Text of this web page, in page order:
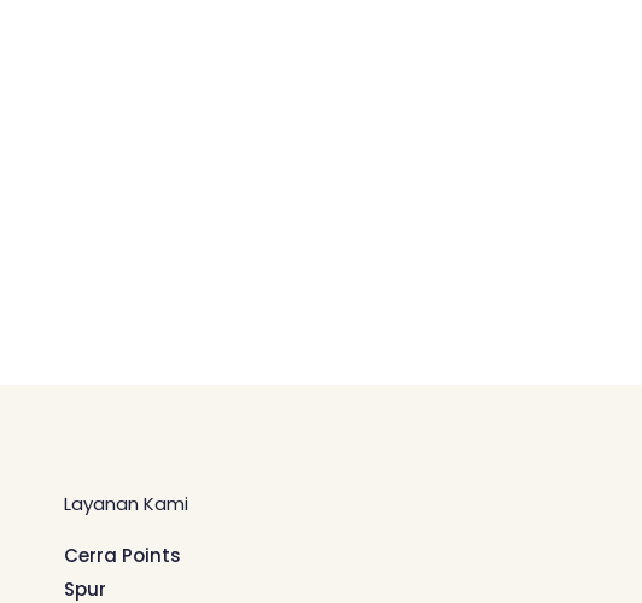
Layanan Kami
Cerra Points
Spur